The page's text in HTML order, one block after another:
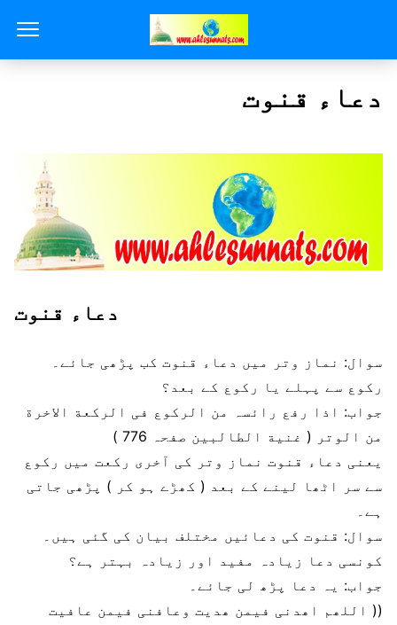
دعاء قنوت
دعاء قنوت
سوال: نماز وتر میں دعاء قنوت کب پڑھی جائے۔
رکوع سے پہلے یا رکوع کے بعد؟
جواب: اذا رفع رائسہ من الرکوع فی الرکعة الاخرة
من الوتر ( غنیة الطالبین صفحہ 776 )
یعنی دعاء قنوت نماز وتر کی آخری رکعت میں رکوع
سے سر اٹھا لینے کے بعد ( کھڑے ہو کر ) پڑھی جاتی
ہے۔
سوال: قنوت کی دعائیں مختلف بیان کی گئی ہیں۔
کونسی دعا زیادہ مفید اور زیادہ بہتر ہے؟
جواب: یہ دعا پڑھ لی جائے۔
(( اللھم اھدنی فیمن ھدیت وعافنی فیمن عافیت